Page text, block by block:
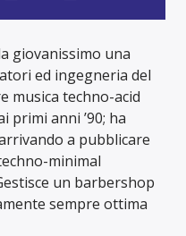
giovanissimo una
ed ingegneria del
musica techno-acid
primi anni ’90; ha
a pubblicare
minimal
un barbershop
sempre ottima